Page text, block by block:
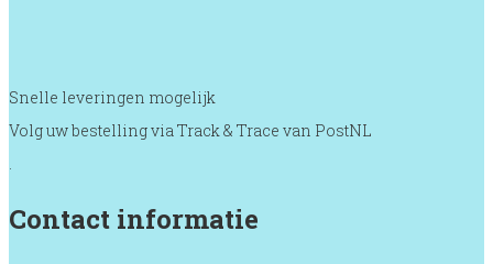
Snelle leveringen mogelijk
Volg uw bestelling via Track & Trace van PostNL
.
Contact informatie